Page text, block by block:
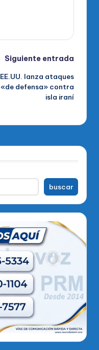
Siguiente entrada
EE.UU. lanza ataques
«de defensa» contra
isla iraní
buscar